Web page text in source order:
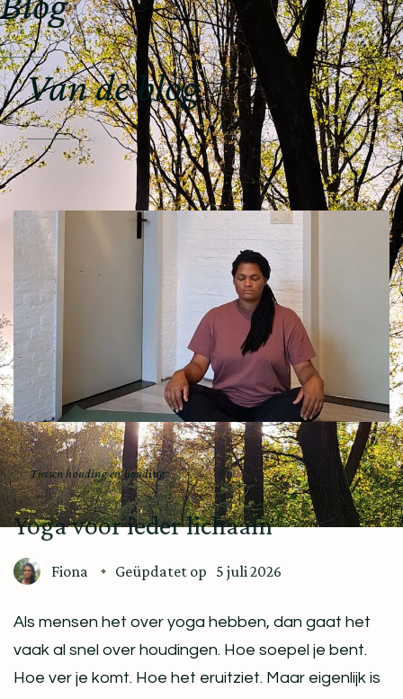
Van de blog
Tussen houding en houding
Yoga voor ieder lichaam
Fiona Geüpdatet op 5 juli 2026
Als mensen het over yoga hebben, dan gaat het
vaak al snel over houdingen. Hoe soepel je bent.
Hoe ver je komt. Hoe het eruitziet. Maar eigenlijk is